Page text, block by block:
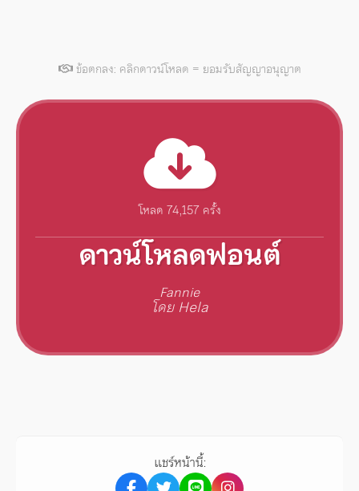
ข้อตกลง: คลิกดาวน์โหลด = ยอมรับสัญญาอนุญาต
โหลด 74,157 ครั้ง
ดาวน์โหลดฟอนต์
Fannie
โดย Hela
แชร์หน้านี้: